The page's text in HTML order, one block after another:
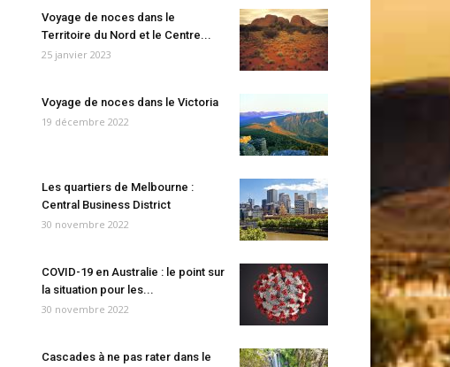
Voyage de noces dans le
Territoire du Nord et le Centre...
25 janvier 2023
Voyage de noces dans le Victoria
19 décembre 2022
Les quartiers de Melbourne :
Central Business District
30 novembre 2022
COVID-19 en Australie : le point sur
la situation pour les...
30 novembre 2022
Cascades à ne pas rater dans le